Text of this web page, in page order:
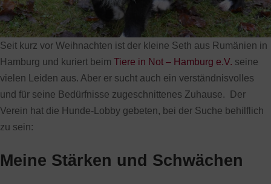
Seit kurz vor Weihnachten ist der kleine Seth aus Rumänien in
Hamburg und kuriert beim Tiere in Not – Hamburg e.V. seine
vielen Leiden aus. Aber er sucht auch ein verständnisvolles
und für seine Bedürfnisse zugeschnittenes Zuhause. Der
Verein hat die Hunde-Lobby gebeten, bei der Suche behilflich
zu sein:
Meine Stärken und Schwächen